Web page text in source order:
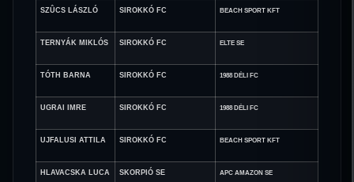
SZÛCS LÁSZLÓ SIROKKÓ FC BEACH SPORT KFT
TERNYÁK MIKLÓS SIROKKÓ FC ELTE SE
TÓTH BARNA SIROKKÓ FC 1988 DÉLI FC
UGRAI IMRE SIROKKÓ FC 1988 DÉLI FC
UJFALUSI ATTILA SIROKKÓ FC BEACH SPORT KFT
HLAVACSKA LUCA SKORPIÓ SE APC AMAZON SE